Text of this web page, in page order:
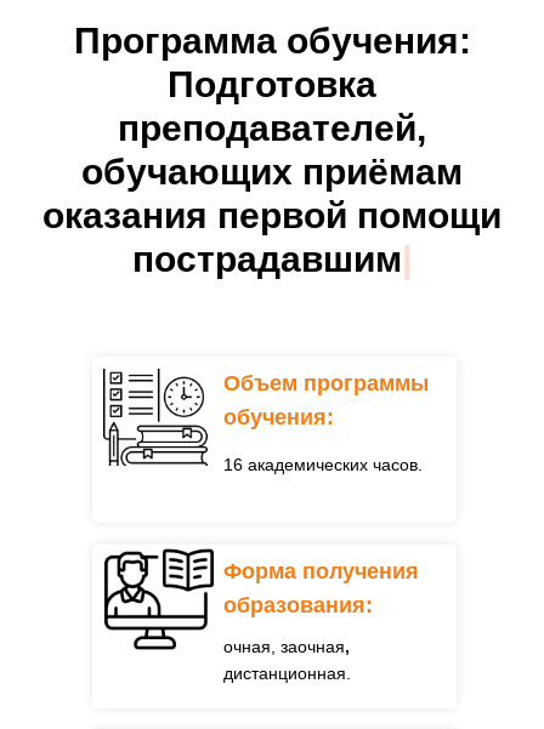
Программа обучения:
Подготовка
преподавателей,
обучающих приёмам
оказания первой помощи
пострадавшим|
16 академических часов.
Объем программы
обучения:
очная, заочная,
дистанционная.
Форма получения
образования: